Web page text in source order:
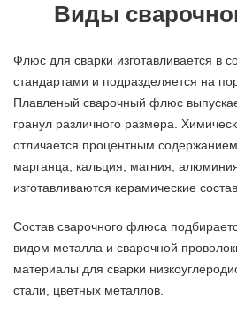
Виды
Флюс для сварки изготавливается в
стандартами и подразделяется на
Плавленый сварочный флюс
гранул различного размера.
отличается процентным
марганца, кальция, магния,
изготавливаются керамические
Состав сварочного флюса
видом металла и сварочной
материалы для сварки
стали, цветных металлов.